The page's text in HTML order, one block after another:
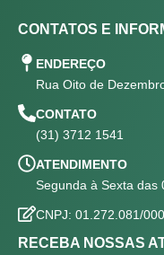
CONTATOS E
ENDEREÇO
Rua Oito de
CONTATO
(31) 3712 1541
ATENDIMENTO
Segunda à Sexta das
CNPJ: 01.272.081/
RECEBA NOSSAS